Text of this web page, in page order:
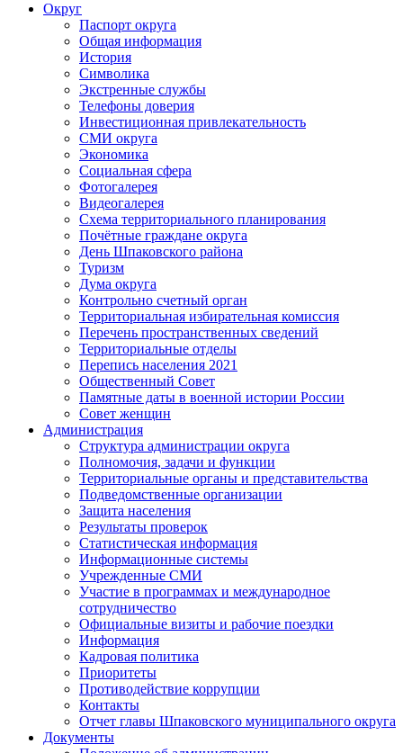
Округ
Паспорт округа
Общая информация
История
Символика
Экстренные службы
Телефоны доверия
Инвестиционная привлекательность
СМИ округа
Экономика
Социальная сфера
Фотогалерея
Видеогалерея
Схема территориального планирования
Почётные граждане округа
День Шпаковского района
Туризм
Дума округа
Контрольно счетный орган
Территориальная избирательная комиссия
Перечень пространственных сведений
Территориальные отделы
Перепись населения 2021
Общественный Совет
Памятные даты в военной истории России
Совет женщин
Администрация
Структура администрации округа
Полномочия, задачи и функции
Территориальные органы и представительства
Подведомственные организации
Защита населения
Результаты проверок
Статистическая информация
Информационные системы
Учрежденные СМИ
Участие в программах и международное
сотрудничество
Официальные визиты и рабочие поездки
Информация
Кадровая политика
Приоритеты
Противодействие коррупции
Контакты
Отчет главы Шпаковского муниципального округа
Документы